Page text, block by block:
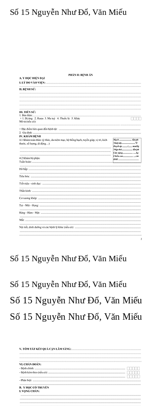
Số 15 Nguyễn Như Đổ, Văn Miếu
Số 15 Nguyễn Như Đổ, Văn Miếu
Số 15 Nguyễn Như Đổ, Văn Miếu​​​​
Số 15 Nguyễn Như Đổ, Văn Miếu​​​​
Số 15 Nguyễn Như Đổ, Văn Miếu​​​​